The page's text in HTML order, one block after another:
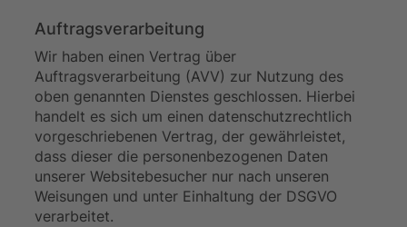
Auftragsverarbeitung
Wir haben einen Vertrag über
Auftragsverarbeitung (AVV) zur Nutzung des
oben genannten Dienstes geschlossen. Hierbei
handelt es sich um einen datenschutzrechtlich
vorgeschriebenen Vertrag, der gewährleistet,
dass dieser die personenbezogenen Daten
unserer Websitebesucher nur nach unseren
Weisungen und unter Einhaltung der DSGVO
verarbeitet.